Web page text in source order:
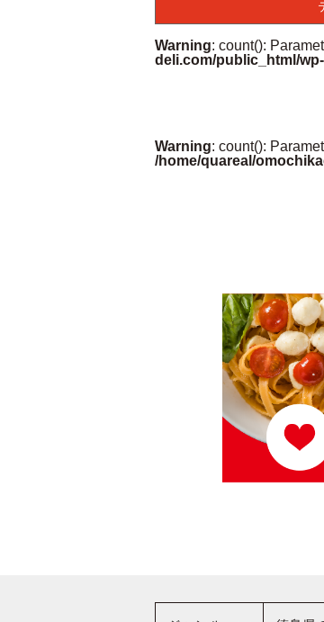
Warning: count():
deli.com/public_html/
Warning: count():
/home/quareal/